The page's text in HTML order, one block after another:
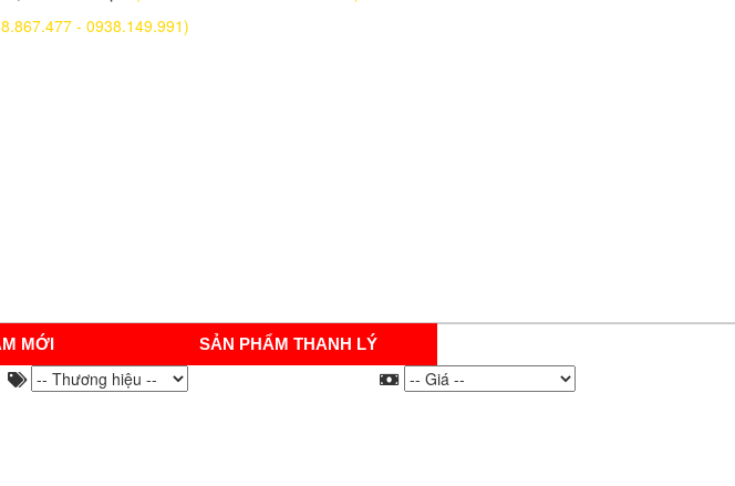
- 0938.149.991)
MỚI SẢN PHẨM THANH LÝ